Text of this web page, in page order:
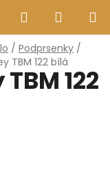
Hledat
KOŠÍK
/ Podprsenky /
TBM 122 bílá
122